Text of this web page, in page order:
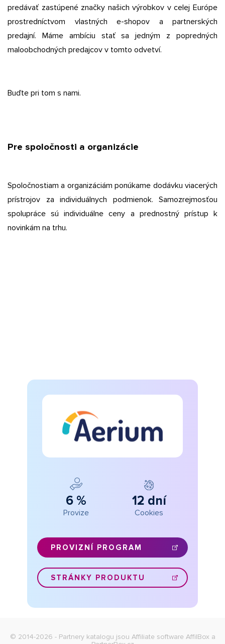
predávať zastúpené značky našich výrobkov v celej Európe
prostredníctvom vlastných e-shopov a partnerských
predajní. Máme ambíciu stať sa jedným z popredných
maloobchodných predajcov v tomto odvetví.
Buďte pri tom s nami.
Pre spoločnosti a organizácie
Spoločnostiam a organizáciám ponúkame dodávku viacerých
prístrojov za individuálnych podmienok. Samozrejmosťou
spolupráce sú individuálne ceny a prednostný prístup k
novinkám na trhu.
6 %
Provize
12 dní
Cookies
PROVIZNÍ PROGRAM
STRÁNKY PRODUKTU
© 2014-2026 - Partnery katalogu jsou Affiliate software AffilBox a